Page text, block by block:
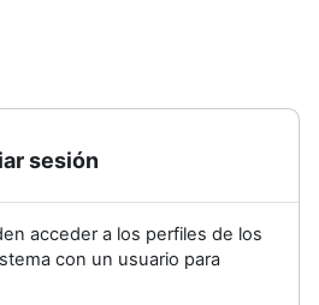
sesión
acceder a los perfiles de los
con un usuario para